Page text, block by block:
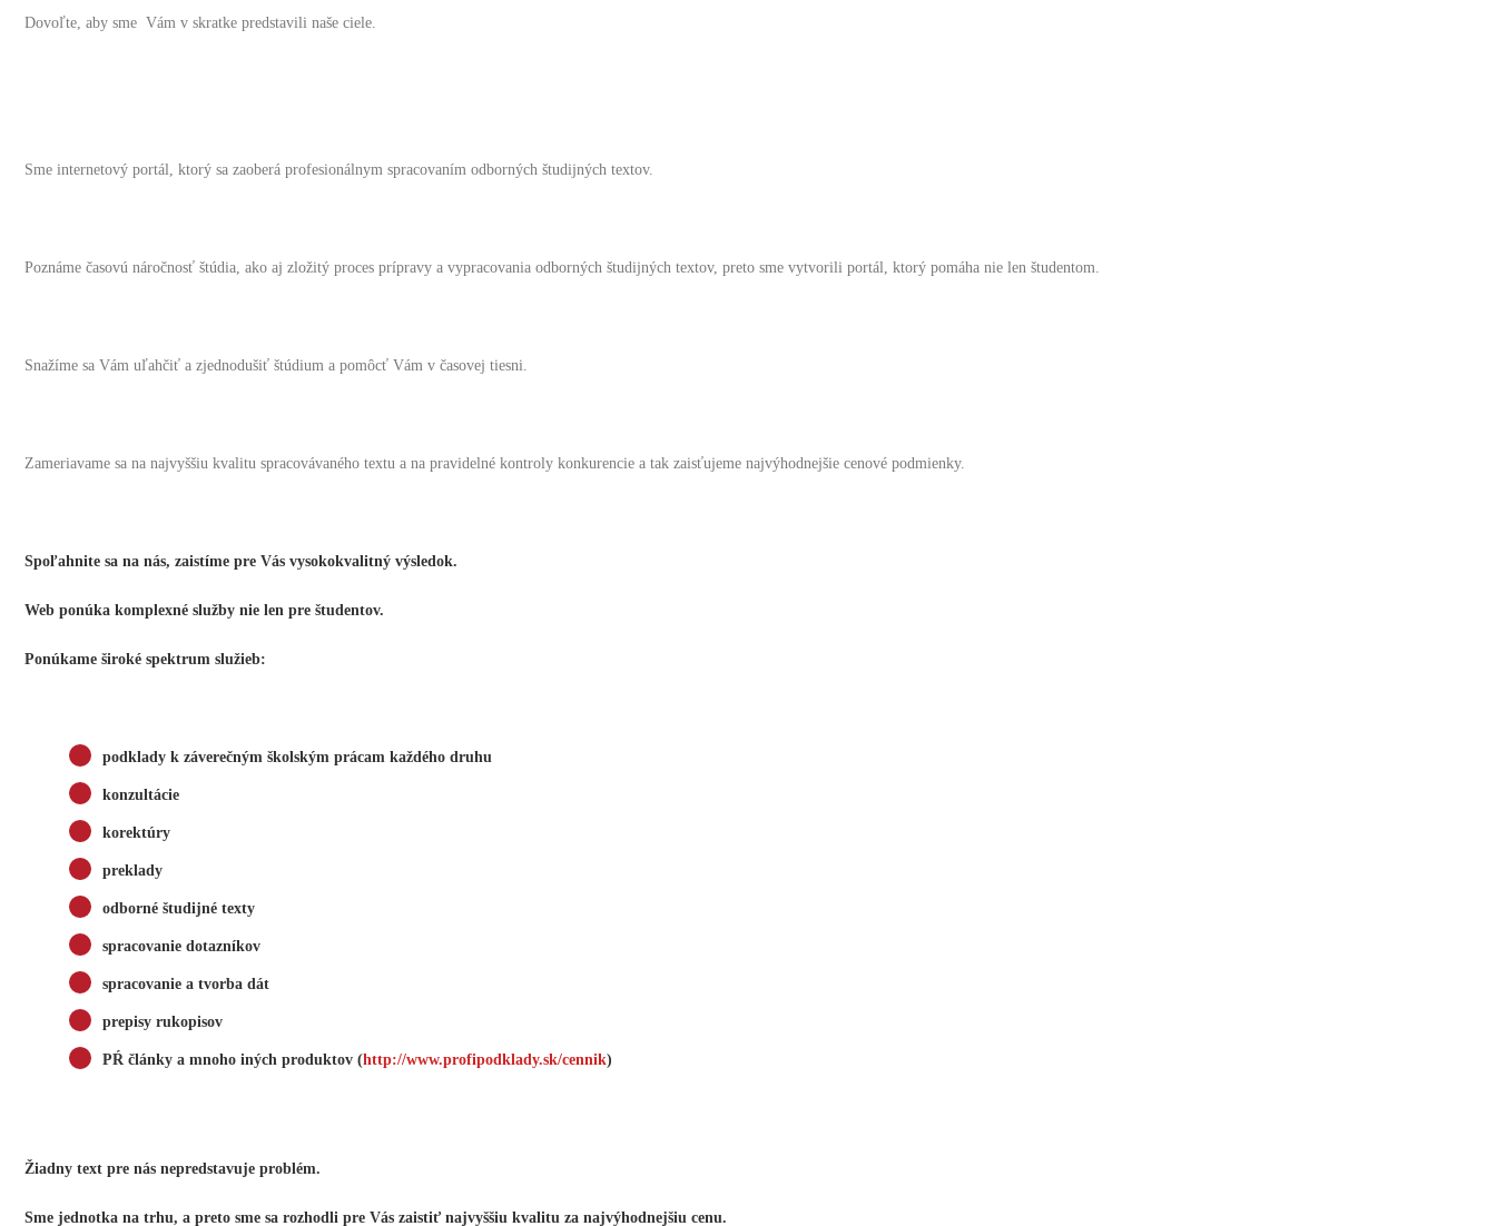
Dovoľte, aby sme Vám v skratke predstavili naše ciele.
Sme internetový portál, ktorý sa zaoberá profesionálnym spracovaním odborných študijných textov.
Poznáme časovú náročnosť štúdia, ako aj zložitý proces prípravy a vypracovania odborných študijných textov, preto sme vytvorili portál, ktorý pomáha nie len študentom.
Snažíme sa Vám uľahčiť a zjednodušiť štúdium a pomôcť Vám v časovej tiesni.
Zameriavame sa na najvyššiu kvalitu spracovávaného textu a na pravidelné kontroly konkurencie a tak zaisťujeme najvýhodnejšie cenové podmienky.
Spoľahnite sa na nás, zaistíme pre Vás vysokokvalitný výsledok.
Web ponúka komplexné služby nie len pre študentov.
Ponúkame široké spektrum služieb:
podklady k záverečným školským prácam každého druhu
konzultácie
korektúry
preklady
odborné študijné texty
spracovanie dotazníkov
spracovanie a tvorba dát
prepisy rukopisov
PŔ články a mnoho iných produktov (http://www.profipodklady.sk/cennik)
Žiadny text pre nás nepredstavuje problém.
Sme jednotka na trhu, a preto sme sa rozhodli pre Vás zaistiť najvyššiu kvalitu za najvýhodnejšiu cenu.